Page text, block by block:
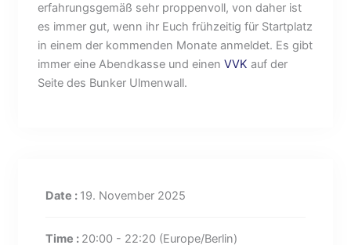
erfahrungsgemäß sehr proppenvoll, von daher ist
es immer gut, wenn ihr Euch frühzeitig für Startplatz
in einem der kommenden Monate anmeldet. Es gibt
immer eine Abendkasse und einen VVK auf der
Seite des Bunker Ulmenwall.
Date : 19. November 2025
Time : 20:00 - 22:20 (Europe/Berlin)